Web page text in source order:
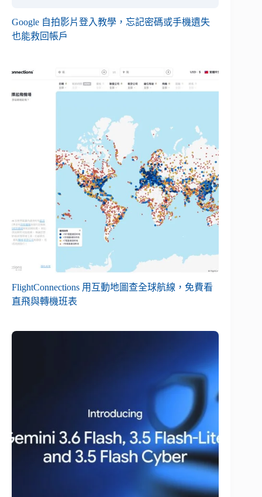
Google 自拍影片登入教學，忘記密碼或手機遺失
也能救回帳戶
FlightConnections 用互動地圖查全球航線，免費看
直飛與轉機班表